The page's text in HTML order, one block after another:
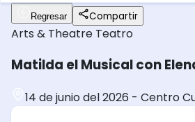
Regresar Compartir
Arts & Theatre Teatro
Matilda el Musical con
14 de junio del 2026 - Centro